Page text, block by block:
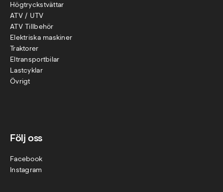
Högtryckstvättar
ATV / UTV
ATV Tillbehör
Elektriska maskiner
Traktorer
Eltransportbilar
Lastcyklar
Övrigt
Följ oss
Facebook
Instagram